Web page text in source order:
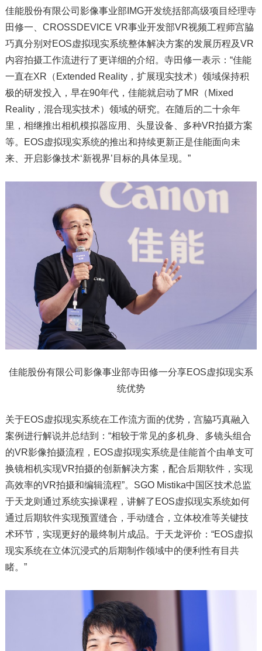
佳能股份有限公司影像事业部IMG开发统括部高级项目经理寺
田修一、CROSSDEVICE VR事业开发部VR视频工程师宫脇
巧真分别对EOS虚拟现实系统整体解决方案的发展历程及VR
内容拍摄工作流进行了更详细的介绍。寺田修一表示：“佳能
一直在XR（Extended Reality，扩展现实技术）领域保持积
极的研发投入，早在90年代，佳能就启动了MR（Mixed
Reality，混合现实技术）领域的研究。在随后的二十余年
里，相继推出相机模拟器应用、头显设备、多种VR拍摄方案
等。EOS虚拟现实系统的推出和持续更新正是佳能面向未
来、开启影像技术‘新视界’目标的具体呈现。”
佳能股份有限公司影像事业部寺田修一分享EOS虚拟现实系
统优势
关于EOS虚拟现实系统在工作流方面的优势，宫脇巧真融入
案例进行解说并总结到：“相较于常见的多机身、多镜头组合
的VR影像拍摄流程，EOS虚拟现实系统是佳能首个由单支可
换镜相机实现VR拍摄的创新解决方案，配合后期软件，实现
高效率的VR拍摄和编辑流程”。SGO Mistika中国区技术总监
于天龙则通过系统实操课程，讲解了EOS虚拟现实系统如何
通过后期软件实现预置缝合，手动缝合，立体校准等关键技
术环节，实现更好的最终制片成品。于天龙评价：“EOS虚拟
现实系统在立体沉浸式的后期制作领域中的便利性有目共
睹。”